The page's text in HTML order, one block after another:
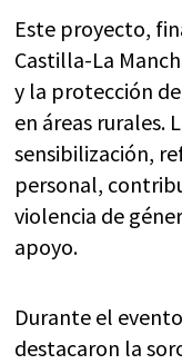
Este proyecto,
Castilla-La
y la protección
en áreas rurales.
sensibilización,
personal,
violencia de
apoyo.
Durante el
destacaron la